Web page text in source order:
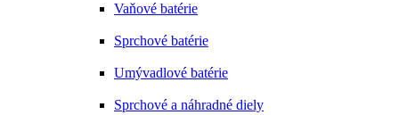
Vaňové batérie
Sprchové batérie
Umývadlové batérie
Sprchové a náhradné diely